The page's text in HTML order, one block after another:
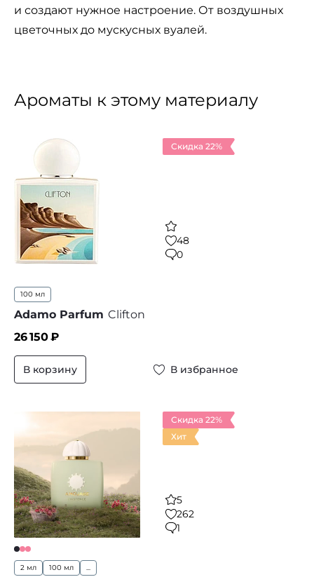
и создают нужное настроение. От воздушных
цветочных до мускусных вуалей.
Ароматы к этому материалу
Скидка 22%
48
0
100 мл
Adamo Parfum Clifton
26 150₽
В корзину В избранное
Скидка 22%
Хит
5
262
1
2 мл 100 мл ...